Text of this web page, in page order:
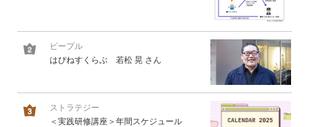
ピープル
はぴねすくらぶ 若松 晃 さん
ストラテジー
＜実践研修講座＞年間スケジュール